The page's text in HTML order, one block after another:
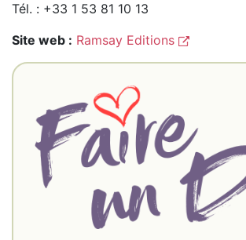
Tél. : +33 1 53 81 10 13
Site web : Ramsay Editions